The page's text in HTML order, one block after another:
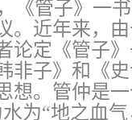
《管子》一
。近年来，
论定《管子
非子》和《
想。管仲是
为“地之血